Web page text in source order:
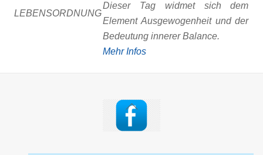
LEBENSORDNUNG
Dieser Tag widmet sich dem
Element Ausgewogenheit und der
Bedeutung innerer Balance.
Mehr Infos
Back
To
Top